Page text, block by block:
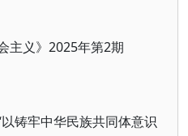
主义》2025年第2期
铸牢中华民族共同体意识